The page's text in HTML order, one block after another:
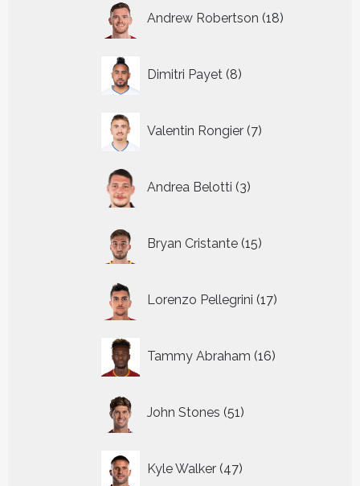
Andrew Robertson 18
producten
Dimitri Payet 8
producten
Valentin Rongier 7
producten
Andrea Belotti 3
producten
Bryan Cristante 15
producten
Lorenzo Pellegrini 17
producten
Tammy Abraham 16
producten
John Stones 51
producten
Kyle Walker 47
producten